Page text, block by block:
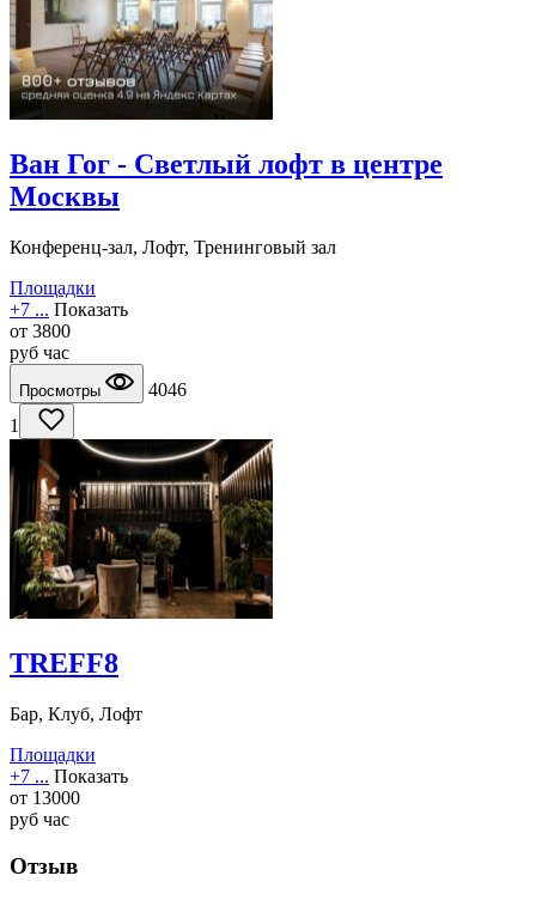
Ван Гог - Светлый лофт в центре
Москвы
Конференц-зал, Лофт, Тренинговый зал
Площадки
+7 ... Показать
от 3800
руб час
Просмотры
4046
1
TREFF8
Бар, Клуб, Лофт
Площадки
+7 ... Показать
от 13000
руб час
Отзыв